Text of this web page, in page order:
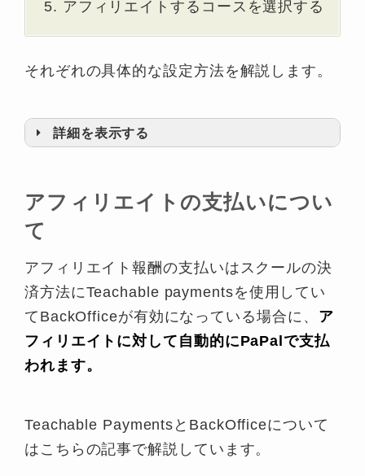
アフィリエイトするコースを選択する
それぞれの具体的な設定方法を解説します。
詳細を表示する
が必要
アフィリエイトの支払いについ
て
アフィリエイト報酬の支払いはスクールの決
済方法にTeachable paymentsを使用してい
てBackOfficeが有効になっている場合に、 ア
フィリエイトに対して自動的にPaPalで支払
われます。
Teachable PaymentsとBackOfficeについて
はこちらの記事で解説しています。